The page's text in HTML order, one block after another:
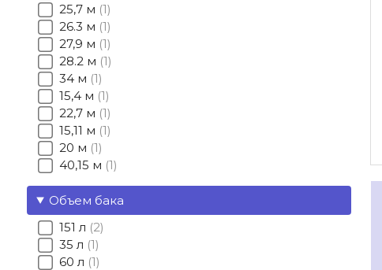
25,7 м 1
26.3 м 1
27,9 м 1
28.2 м 1
34 м 1
15,4 м 1
22,7 м 1
15,11 м 1
20 м 1
40,15 м 1
Объем бака
151 л 2
35 л 1
60 л 1